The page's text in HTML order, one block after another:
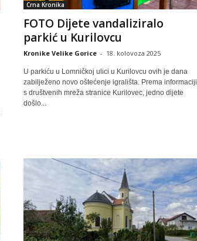
Crna Kronika
FOTO Dijete vandaliziralo
parkić u Kurilovcu
Kronike Velike Gorice - 18. kolovoza 2025
U parkiću u Lomničkoj ulici u Kurilovcu ovih je dana
zabilježeno novo oštećenje igrališta. Prema informaciji
s društvenih mreža stranice Kurilovec, jedno dijete
došlo...